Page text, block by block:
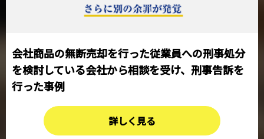
会社商品の無断売却を行った従業員への刑事処分
を検討している会社から相談を受け、刑事告訴を
行った事例
詳しく見る